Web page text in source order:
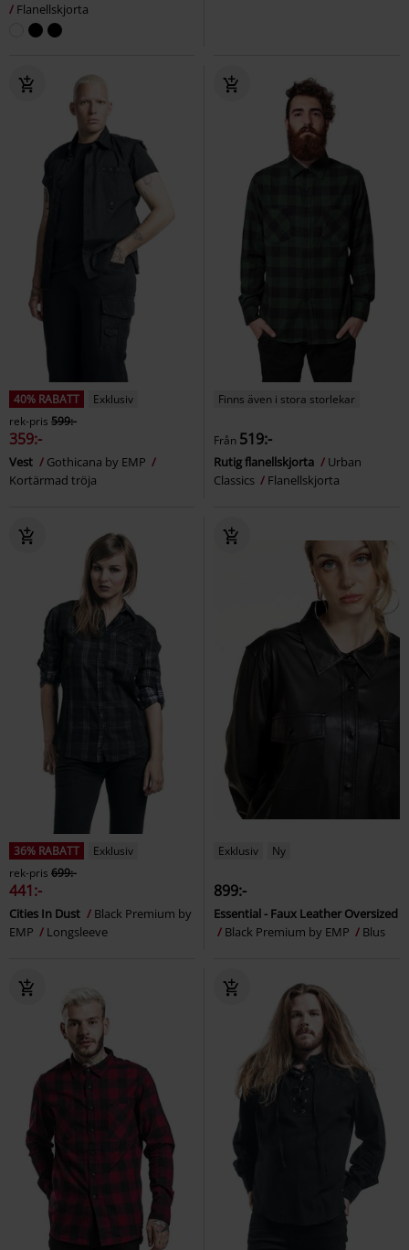
Flanellskjorta
40% RABATT
Exklusiv
rek-pris 599:-
359:-
Vest
Gothicana by EMP
Kortärmad tröja
Finns även i stora storlekar
Från 519:-
Rutig flanellskjorta
Urban
Classics
Flanellskjorta
36% RABATT
Exklusiv
rek-pris 699:-
441:-
Cities In Dust
Black Premium by
EMP
Longsleeve
Exklusiv Ny
899:-
Essential - Faux Leather Oversized
Black Premium by EMP
Blus